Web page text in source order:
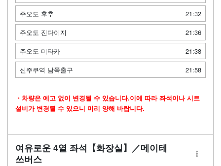
주오도 후추
21:32
주오도 진다이지
21:36
주오도 미타카
21:38
신주쿠역 남쪽출구
21:58
・차량은 예고 없이 변경될 수 있습니다.이에 따라 좌석이나 시트
설비가 변경될 수 있으니 미리 양해 바랍니다.
여유로운 4열 좌석【화장실】／메이테
쓰버스